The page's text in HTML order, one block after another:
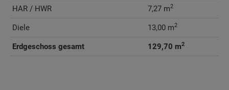
HAR / HWR 7,27 m2
Diele 13,00 m2
Erdgeschoss gesamt 129,70 m2